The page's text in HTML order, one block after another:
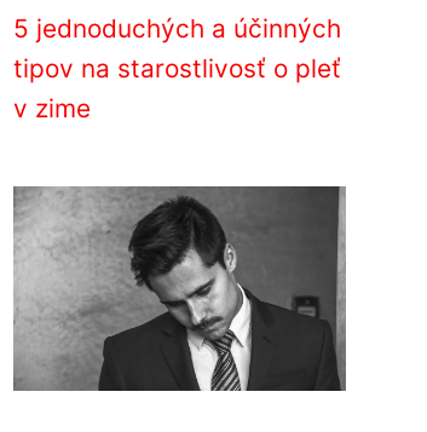
5 jednoduchých a účinných
tipov na starostlivosť o pleť
v zime